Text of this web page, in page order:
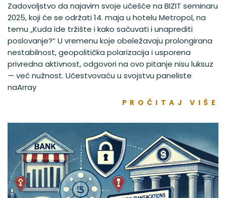
Zadovoljstvo da najavim svoje učešće na BIZIT seminaru
2025, koji će se održati 14. maja u hotelu Metropol, na
temu „Kuda ide tržište i kako sačuvati i unaprediti
poslovanje?“ U vremenu koje obeležavaju prolongirana
nestabilnost, geopolitička polarizacija i usporena
privredna aktivnost, odgovori na ovo pitanje nisu luksuz
— već nužnost. Učestvovaću u svojstvu paneliste
naArray
PROČITAJ VIŠE